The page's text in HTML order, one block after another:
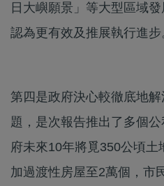
日大嶼願景」等大型區域
認為更有效及推展執行進步
第四是政府決心較徹底地
題，是次報告推出了多個
府未來10年將覓350公頃
加過渡性房屋至2萬個，市